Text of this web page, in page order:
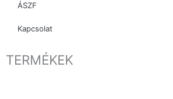
ÁSZF
Kapcsolat
TERMÉKEK